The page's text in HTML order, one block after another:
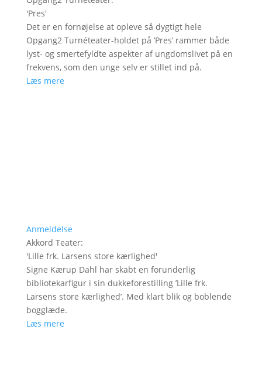
'Pres'
Det er en fornøjelse at opleve så dygtigt hele
Opgang2 Turnéteater-holdet på ’Pres’ rammer både
lyst- og smertefyldte aspekter af ungdomslivet på en
frekvens, som den unge selv er stillet ind på.
Læs mere
Anmeldelse
Akkord Teater:
'Lille frk. Larsens store kærlighed'
Signe Kærup Dahl har skabt en forunderlig
bibliotekarfigur i sin dukkeforestilling ’Lille frk.
Larsens store kærlighed’. Med klart blik og boblende
bogglæde.
Læs mere